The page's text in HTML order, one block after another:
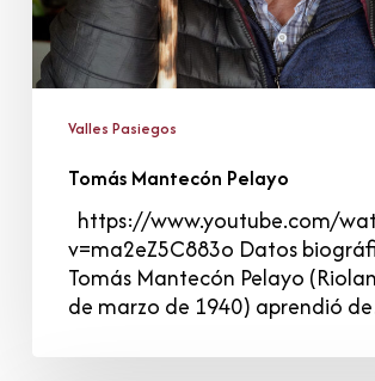
Valles Pasiegos
Tomás Mantecón Pelayo
https://www.youtube.com/
v=ma2eZ5C883o Datos
Tomás Mantecón Pelayo
de marzo de 1940) aprendió